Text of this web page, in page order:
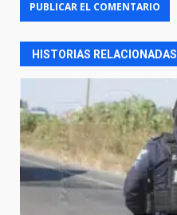
HISTORIAS RELACIONADAS